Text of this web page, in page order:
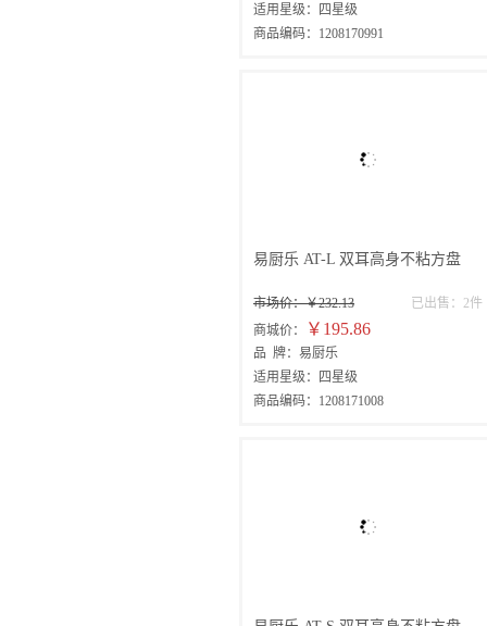
适用星级：四星级
商品编码：1208170991
易厨乐 AT-L 双耳高身不粘方盘
已出售：2件
市场价：￥232.13
商城价：
￥195.86
品 牌：易厨乐
适用星级：四星级
商品编码：1208171008